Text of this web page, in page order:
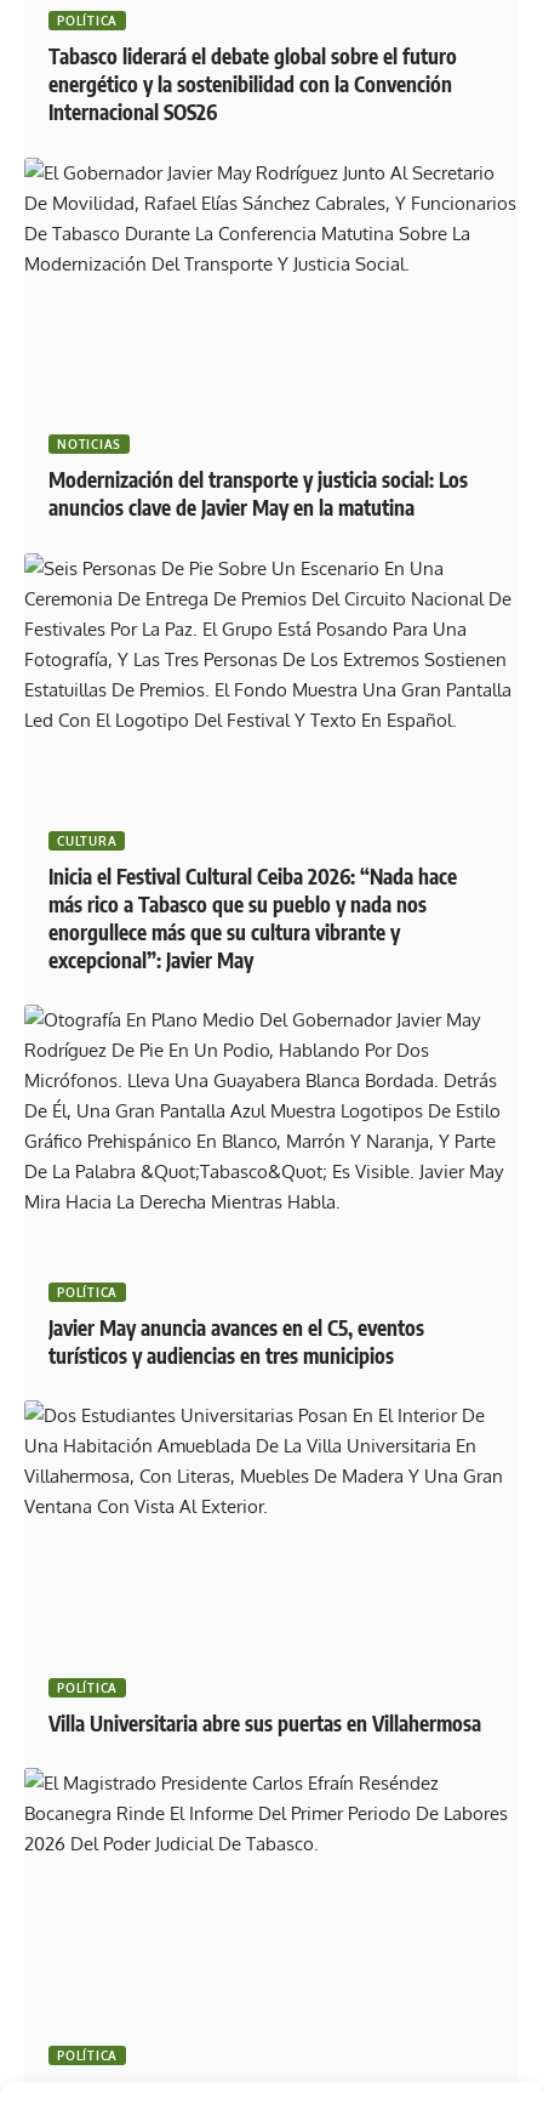
POLÍTICA
Tabasco liderará el debate global sobre el futuro
energético y la sostenibilidad con la Convención
Internacional SOS26
NOTICIAS
Modernización del transporte y justicia social: Los
anuncios clave de Javier May en la matutina
CULTURA
Inicia el Festival Cultural Ceiba 2026: “Nada hace
más rico a Tabasco que su pueblo y nada nos
enorgullece más que su cultura vibrante y
excepcional”: Javier May
POLÍTICA
Javier May anuncia avances en el C5, eventos
turísticos y audiencias en tres municipios
POLÍTICA
Villa Universitaria abre sus puertas en Villahermosa
POLÍTICA